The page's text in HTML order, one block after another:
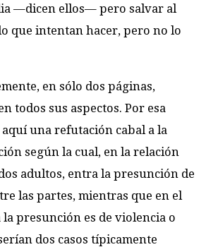
—dicen ellos— pero salvar al
que intentan hacer, pero no lo
en sólo dos páginas,
todos sus aspectos. Por esa
una refutación cabal a la
según la cual, en la relación
adultos, entra la presunción de
las partes, mientras que en el
la presunción es de violencia o
dos casos típicamente